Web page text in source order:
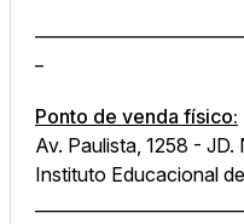
Ponto de venda físico:
Av. Paulista, 1258 -
Instituto Educacional